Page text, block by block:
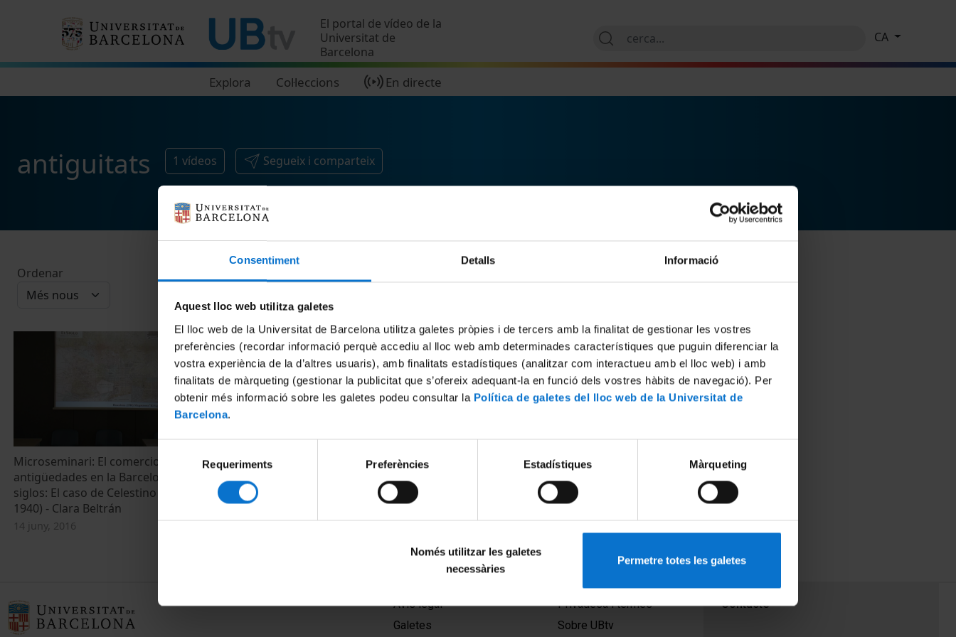
Consentiment Detalls Informació
Aquest lloc web utilitza galetes
El lloc web de la Universitat de Barcelona utilitza galetes pròpies i de tercers amb la finalitat de gestionar les vostres
preferències (recordar informació perquè accediu al lloc web amb determinades característiques que puguin diferenciar la
vostra experiència de la d’altres usuaris), amb finalitats estadístiques (analitzar com interactueu amb el lloc web) i amb
finalitats de màrqueting (gestionar la publicitat que s’ofereix adequant-la en funció dels vostres hàbits de navegació). Per
obtenir més informació sobre les galetes podeu consultar la Política de galetes del lloc web de la Universitat de
Barcelona.
Selecció
de
consentiment
Requeriments Preferències Estadístiques Màrqueting
Només utilitzar les galetes
necessàries
Permetre totes les galetes
El portal de vídeo de la
Universitat de
Barcelona
Explora Col·leccions En directe
CA
antiguitats 1 vídeos Segueix i comparteix
Ordenar
Microseminari: El comercio de
antigüedades en la Barcelona de entre
siglos: El caso de Celestino Dupont (1859-
1940) - Clara Beltrán
14 juny, 2016
Avís legal
Galetes
Privadesa i termes
Sobre UBtv
Contacte